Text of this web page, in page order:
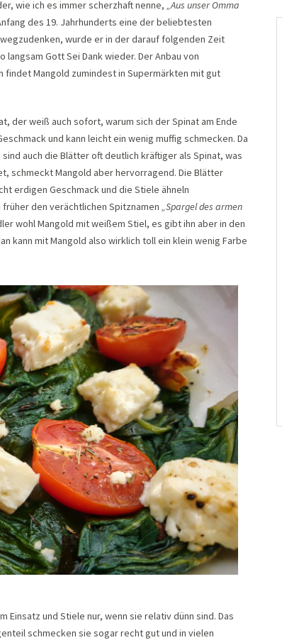
wie ich es immer scherzhaft nenne, „Aus unser Omma
des 19. Jahrhunderts eine der beliebtesten
wurde er in der darauf folgenden Zeit
Gott Sei Dank wieder. Der Anbau von
findet Mangold zumindest in Supermärkten mit gut
der weiß auch sofort, warum sich der Spinat am Ende
und kann leicht ein wenig muffig schmecken. Da
auch die Blätter oft deutlich kräftiger als Spinat, was
schmeckt Mangold aber hervorragend. Die Blätter
erdigen Geschmack und die Stiele ähneln
den verächtlichen Spitznamen „Spargel des armen
wohl Mangold mit weißem Stiel, es gibt ihn aber in den
kann mit Mangold also wirklich toll ein klein wenig Farbe
und Stiele nur, wenn sie relativ dünn sind. Das
schmecken sie sogar recht gut und in vielen